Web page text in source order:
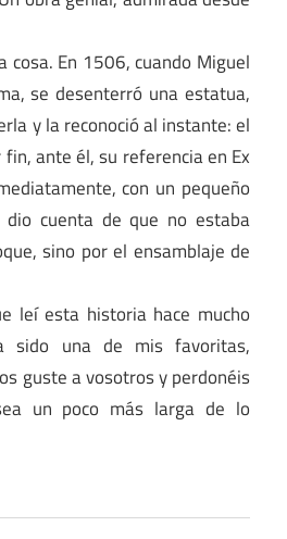
cosa. En 1506, cuando Miguel
se desenterró una estatua,
y la reconoció al instante: el
ante él, su referencia en Ex
con un pequeño
cuenta de que no estaba
sino por el ensamblaje de
leí esta historia hace mucho
sido una de mis favoritas,
guste a vosotros y perdonéis
un poco más larga de lo